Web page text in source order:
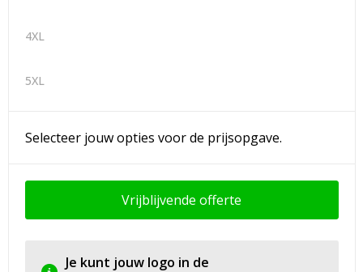
4XL
5XL
Selecteer jouw opties voor de prijsopgave.
Vrijblijvende offerte
Je kunt jouw logo in de